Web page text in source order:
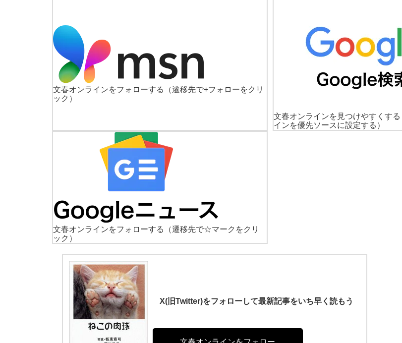
文春オンラインをフォローする
（遷移先で+フォローをクリ
ック）
文春オンラインを見つけやすくする
インを優先ソースに設定する）
文春オンラインをフォローする
（遷移先で☆マークをクリ
ック）
X(旧Twitter)をフォローして最新記事をいち早く読もう